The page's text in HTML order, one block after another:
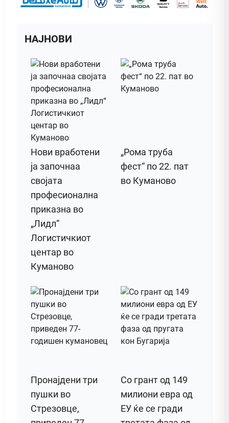
НАЈНОВИ
Нови вработени
ја започнаа
својата
професионална
приказна во
„Лидл“
Логистичкиот
центар во
Куманово
„Рома труба
фест“ по 22. пат
во Куманово
Пронајдени три
пушки во
Стрезовце,
Со грант од 149
милиони евра од
ЕУ ќе се гради